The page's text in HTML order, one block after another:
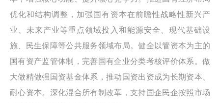
优化和结构调整，加强国有资本在前瞻性战略性新兴产
业、未来产业等重点领域投入和能源安全、现代基础设
施、民生保障等公共服务领域布局。健全以管资本为主的
国有资产监管体制，完善国有企业分类考核评价体系。做
大做精做强国资基金体系，推动国资出资成为长期资本、
耐心资本。深化混合所有制改革，支持国企民企按照市场